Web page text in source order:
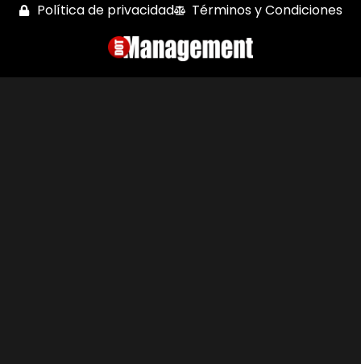
Política de privacidad Términos y Condiciones